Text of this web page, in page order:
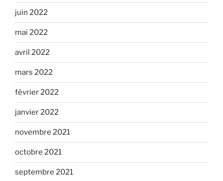
juin 2022
mai 2022
avril 2022
mars 2022
février 2022
janvier 2022
novembre 2021
octobre 2021
septembre 2021